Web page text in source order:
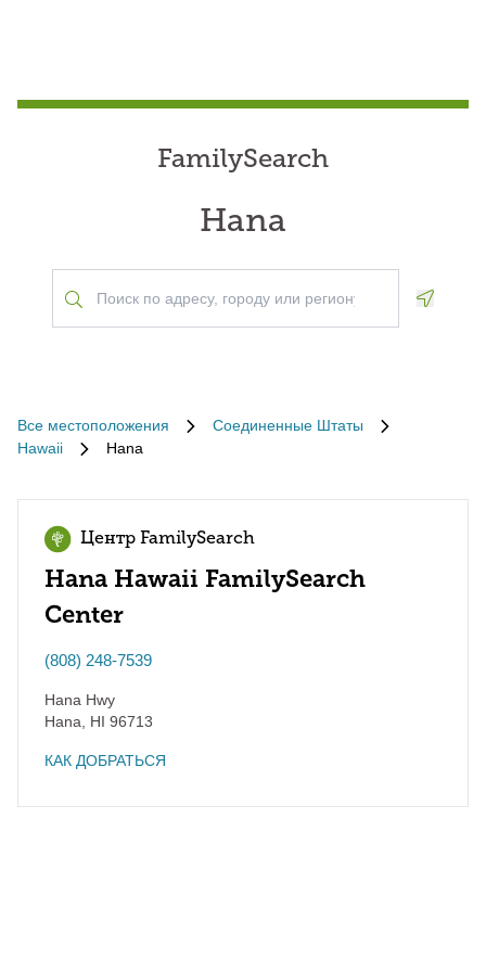
FamilySearch
Hana
Все местоположения
Соединенные Штаты
Hawaii
Hana
Центр FamilySearch
Hana Hawaii FamilySearch
Center
(808) 248-7539
Hana Hwy
Hana
HI 96713
КАК ДОБРАТЬСЯ